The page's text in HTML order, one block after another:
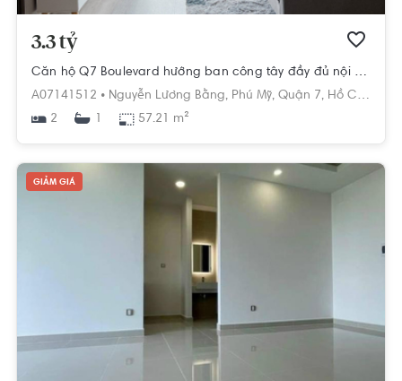
3.3 tỷ
Căn hộ Q7 Boulevard hướng ban công tây đầy đủ nội thất diện tích 57.21m²
A07141512 • Nguyễn Lương Bằng, Phú Mỹ, Quận 7, Hồ Chí Minh
2
1 57.21 m²
GIẢM GIÁ